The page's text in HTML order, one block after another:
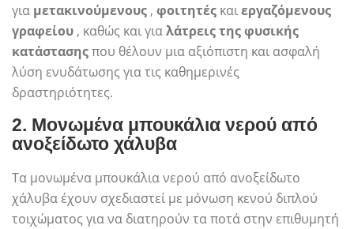
για μετακινούμενους , φοιτητές καιεργαζόμενους
γραφείου , καθώς και γιαλάτρεις της φυσικής
κατάστασηςπου θέλουν μια αξιόπιστη και ασφαλή
λύση ενυδάτωσης για τις καθημερινές
δραστηριότητες.
2. Μονωμένα μπουκάλια νερού από
ανοξείδωτο χάλυβα
Τα μονωμένα μπουκάλια νερού από ανοξείδωτο
χάλυβα έχουν σχεδιαστεί με μόνωση κενού διπλού
τοιχώματος για να διατηρούν τα ποτά στην επιθυμητή